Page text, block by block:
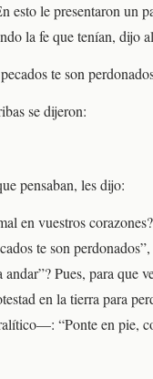
esto le presentaron un
la fe que tenían, dijo
te son
se dijeron:
pensaban, les dijo:
en vuestros
te son
Pues, para que
en la tierra para
“Ponte en pie,